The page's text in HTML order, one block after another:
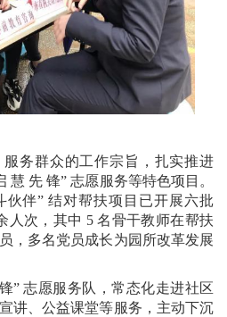
务群众的工作宗旨，扎实推进
慧 先 锋” 志愿服务等特色项目。
伙伴” 结对帮扶项目已开展六批
人次，其中 5 名骨干教师在帮扶
，多名党员成长为园所改革发展
” 志愿服务队，常态化走进社区
讲、公益课堂等服务，主动下沉